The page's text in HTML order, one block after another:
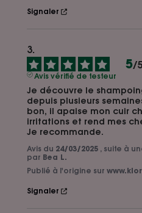
Signaler
5/5
Avis vérifié de testeur
Je découvre le
depuis plusieurs
bon, il apaise mon cuir
irritations et rend mes
Je recommande.
Avis du 24/03/2025 , suite à
par Bea L.
Publié à l'origine sur
Signaler